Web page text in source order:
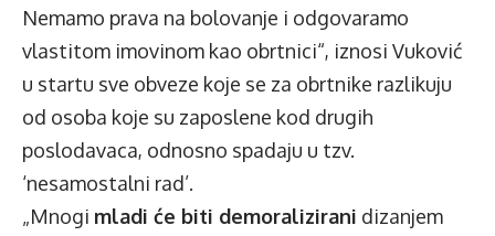
Nemamo prava na bolovanje i odgovaramo
vlastitom imovinom kao obrtnici“, iznosi Vuković
u startu sve obveze koje se za obrtnike razlikuju
od osoba koje su zaposlene kod drugih
poslodavaca, odnosno spadaju u tzv.
‘nesamostalni rad’.
„Mnogi mladi će biti demoralizirani dizanjem